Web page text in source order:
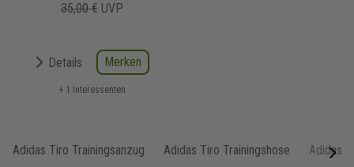
35,00 € UVP
Details Merken
+ 1 Interessenten
Adidas Tiro Trainingsanzug Adidas Tiro Trainingshose
Adidas